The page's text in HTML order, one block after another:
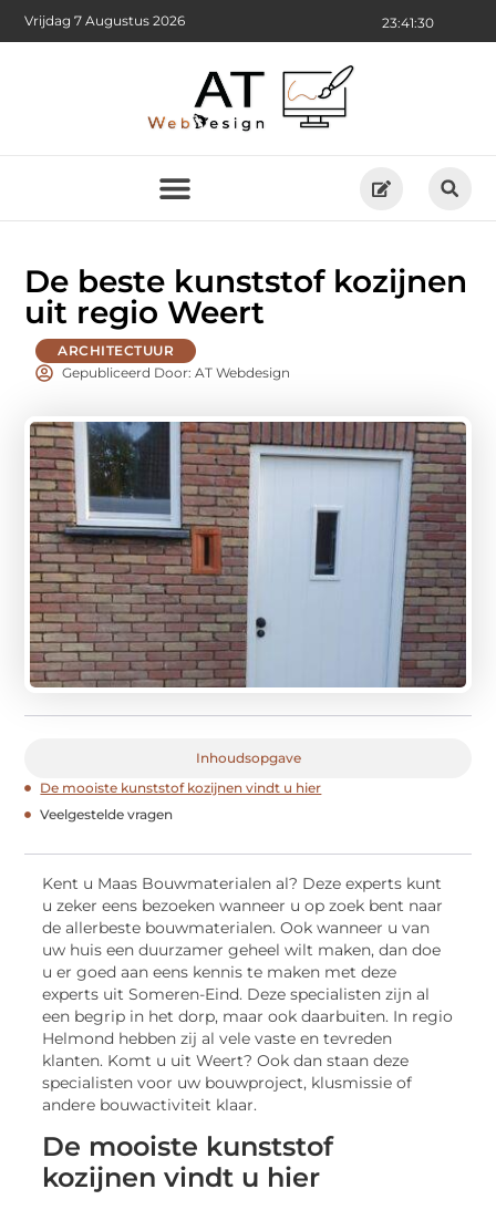
23:41:32
Vrijdag 7 Augustus 2026
De beste kunststof kozijnen
uit regio Weert
ARCHITECTUUR
Gepubliceerd Door: AT Webdesign
Inhoudsopgave
De mooiste kunststof kozijnen vindt u hier
Veelgestelde vragen
Kent u Maas Bouwmaterialen al? Deze experts kunt
u zeker eens bezoeken wanneer u op zoek bent naar
de allerbeste bouwmaterialen. Ook wanneer u van
uw huis een duurzamer geheel wilt maken, dan doe
u er goed aan eens kennis te maken met deze
experts uit Someren-Eind. Deze specialisten zijn al
een begrip in het dorp, maar ook daarbuiten. In regio
Helmond hebben zij al vele vaste en tevreden
klanten. Komt u uit Weert? Ook dan staan deze
specialisten voor uw bouwproject, klusmissie of
andere bouwactiviteit klaar.
De mooiste kunststof
kozijnen vindt u hier